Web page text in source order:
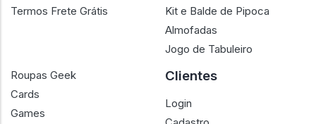
Termos Frete Grátis
Kit e Balde de Pipoca
Almofadas
Jogo de Tabuleiro
Roupas Geek
Cards
Games
Clientes
Login